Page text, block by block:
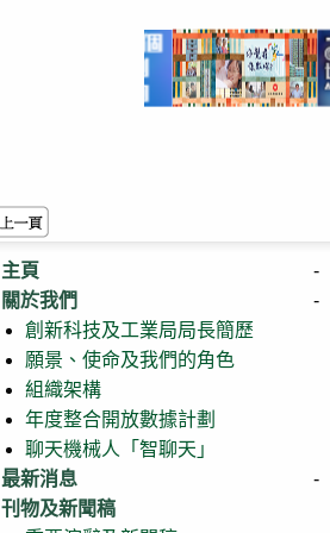
主頁
關於我們
創新科技及工業局局長簡歷
願景、使命及我們的角色
組織架構
年度整合開放數據計劃
聊天機械人「智聊天」
最新消息
刊物及新聞稿